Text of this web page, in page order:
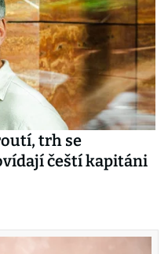
trh se
čeští kapitáni